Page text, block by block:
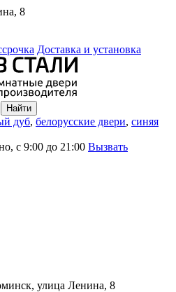
8
Доставка и установка
дуб, белорусские двери, синяя
с 9:00 до 21:00 Вызвать
улица Ленина, 8